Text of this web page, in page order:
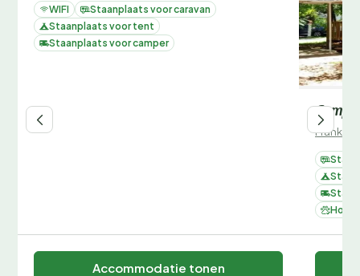
WIFI
Staanplaats voor caravan
Staanplaats voor tent
Staanplaats voor camper
Accommodatie tonen
Frankrijk